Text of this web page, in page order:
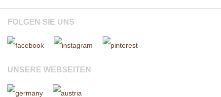
FOLGEN SIE UNS
UNSERE WEBSEITEN